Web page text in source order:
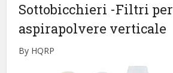
Sottobicchieri -Filtri per
aspirapolvere verticale
By HQRP